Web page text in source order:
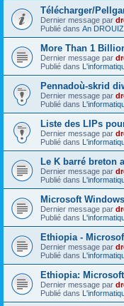
Télécharger/
Dernier message par
Publié dans An
More Than 1
Dernier message par
Publié dans
Pennadoù-skrid
Dernier message par
Publié dans
Liste des LIPs
Dernier message par
Publié dans
Le K barré breton
Dernier message par
Publié dans
Microsoft
Dernier message par
Publié dans
Ethiopia -
Dernier message par
Publié dans
Ethiopia:
Dernier message par
Publié dans